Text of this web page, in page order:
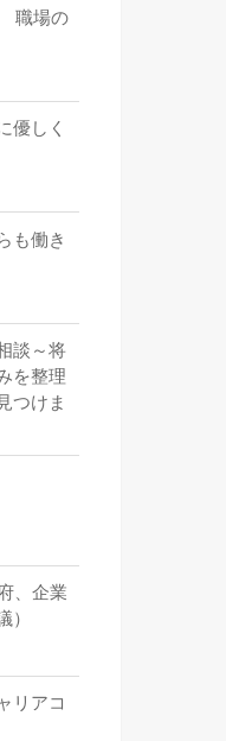
職場の
優しく
も働き
談～将
を整理
つけま
、企業
）
リアコ